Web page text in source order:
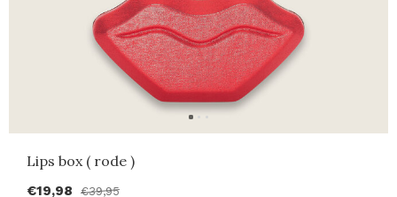
Lips box ( rode )
€19,98
€39,95